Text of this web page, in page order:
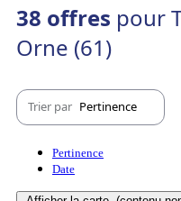
38 offres pour
Orne (61)
Trier par Pertinence
Pertinence
Date